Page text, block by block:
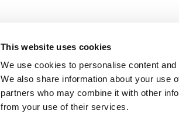
This website uses cookies
We use cookies to personalise content
We also share information about your use
partners who may combine it with other
from your use of their services.